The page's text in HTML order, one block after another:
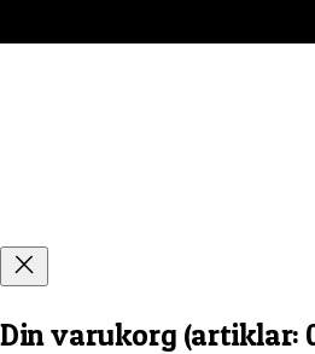
Din varukorg (artiklar: